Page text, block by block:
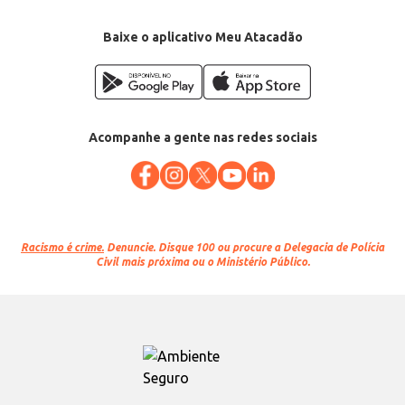
Baixe o aplicativo Meu Atacadão
Acompanhe a gente nas redes sociais
Racismo é crime. Denuncie. Disque 100 ou procure a Delegacia de Polícia
Civil mais próxima ou o Ministério Público.